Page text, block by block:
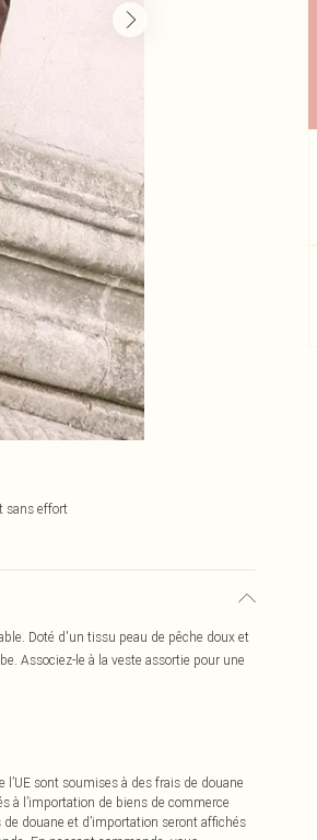
sans effort
Doté d'un tissu peau de pêche doux et
Associez-le à la veste assortie pour une
sont soumises à des frais de douane
à l’importation de biens de commerce
douane et d’importation seront affichés